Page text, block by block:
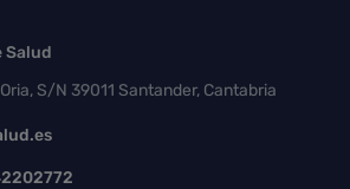
Salud
S/N 39011 Santander, Cantabria